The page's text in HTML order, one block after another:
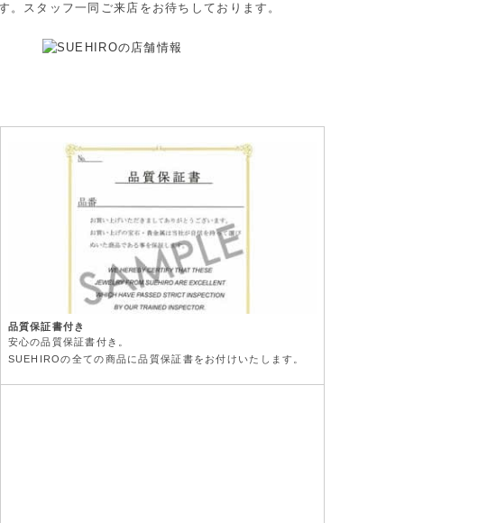
スタッフ一同ご来店をお待ちしております。
品質保証書付き
安心の品質保証書付き。
SUEHIROの全ての商品に品質保証書をお付けいたします。